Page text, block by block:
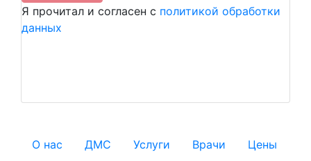
Я прочитал и согласен с политикой обработки
данных
О нас ДМС Услуги Врачи
Цены